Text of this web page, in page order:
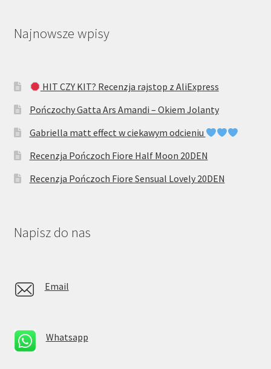
Najnowsze wpisy
HIT CZY KIT? Recenzja rajstop z AliExpress
Pończochy Gatta Ars Amandi – Okiem Jolanty
Gabriella matt effect w ciekawym odcieniu
Recenzja Pończoch Fiore Half Moon 20DEN
Recenzja Pończoch Fiore Sensual Lovely 20DEN
Napisz do nas
Email
Whatsapp